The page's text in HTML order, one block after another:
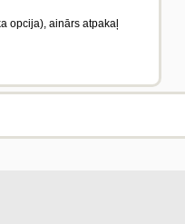
opcija), ainārs atpakaļ